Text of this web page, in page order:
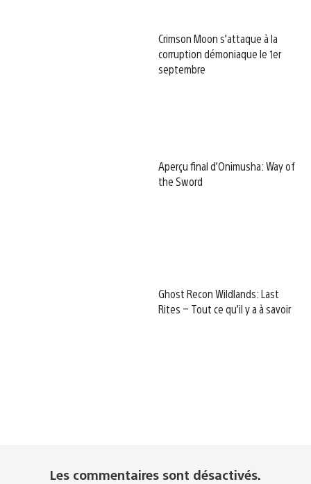
Crimson Moon s’attaque à la
corruption démoniaque le 1er
septembre
Aperçu final d’Onimusha: Way of
the Sword
Ghost Recon Wildlands: Last
Rites – Tout ce qu’il y a à savoir
Les commentaires sont désactivés.